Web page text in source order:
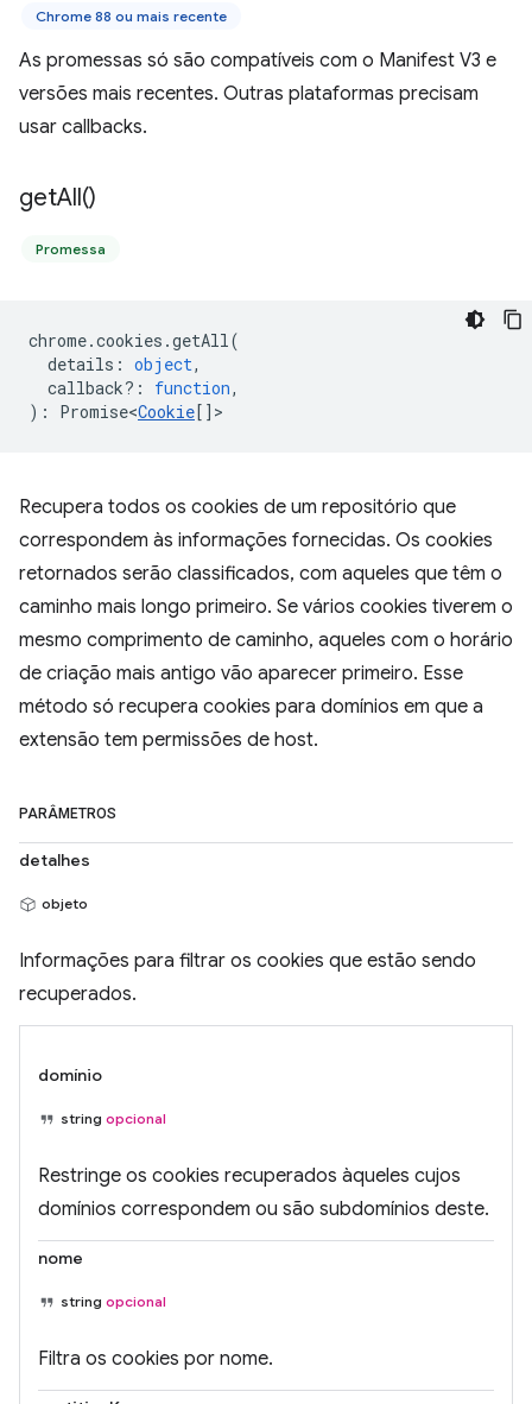
Chrome 88 ou mais recente
As promessas só são compatíveis com o Manifest V3 e
versões mais recentes. Outras plataformas precisam
usar callbacks.
getAll()
Promessa
chrome.cookies .getAll(
details : object,
callback? : function,
) : Promise<Cookie[] >
Recupera todos os cookies de um repositório que
correspondem às informações fornecidas. Os cookies
retornados serão classificados, com aqueles que têm o
caminho mais longo primeiro. Se vários cookies tiverem o
mesmo comprimento de caminho, aqueles com o horário
de criação mais antigo vão aparecer primeiro. Esse
método só recupera cookies para domínios em que a
extensão tem permissões de host.
PARÂMETROS
detalhes
objeto
Informações para filtrar os cookies que estão sendo
recuperados.
domínio
string opcional
Restringe os cookies recuperados àqueles cujos
domínios correspondem ou são subdomínios deste.
nome
string opcional
Filtra os cookies por nome.